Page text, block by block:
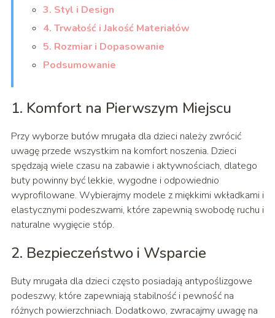
3. Styl i Design
4. Trwałość i Jakość Materiałów
5. Rozmiar i Dopasowanie
Podsumowanie
1. Komfort na Pierwszym Miejscu
Przy wyborze butów mrugała dla dzieci należy zwrócić
uwagę przede wszystkim na komfort noszenia. Dzieci
spędzają wiele czasu na zabawie i aktywnościach, dlatego
buty powinny być lekkie, wygodne i odpowiednio
wyprofilowane. Wybierajmy modele z miękkimi wkładkami i
elastycznymi podeszwami, które zapewnią swobodę ruchu i
naturalne wygięcie stóp.
2. Bezpieczeństwo i Wsparcie
Buty mrugała dla dzieci często posiadają antypoślizgowe
podeszwy, które zapewniają stabilność i pewność na
różnych powierzchniach. Dodatkowo, zwracajmy uwagę na